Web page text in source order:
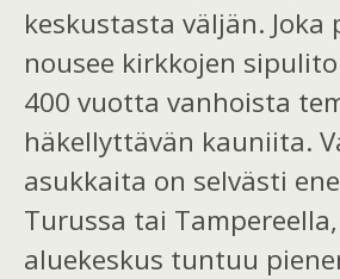
keskustasta väljän. Joka
nousee kirkkojen
400 vuotta vanhoista
häkellyttävän kauniita.
asukkaita on selvästi
Turussa tai
aluekeskus tuntuu